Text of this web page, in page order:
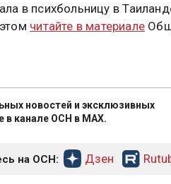
в психбольницу в
читайте в материале
новостей и эксклюзивных
в канале ОСН в MAX.
на ОСН: Дзен